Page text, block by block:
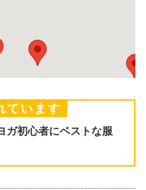
ています